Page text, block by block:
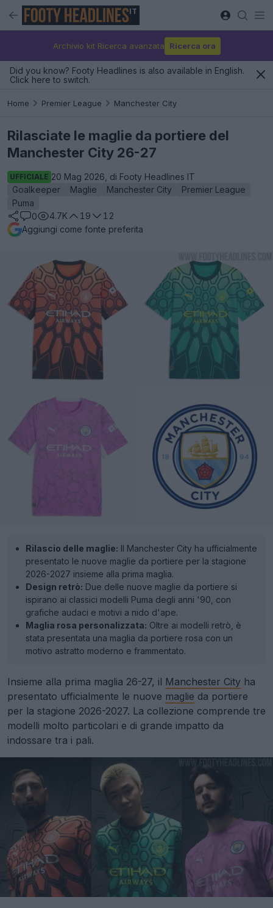
IT
Archivio kit Ricerca avanzata Ricerca ora
Did you know? Footy Headlines is also available in English.
Click here to switch.
Home Premier League Manchester City
Rilasciate le maglie da portiere del
Manchester City 26-27
UFFICIALE 20 Mag 2026, di Footy Headlines IT
Goalkeeper
Maglie Manchester City
Premier League
Puma
0
4.7K 19
12
Aggiungi come fonte preferita
Rilascio delle maglie: Il Manchester City ha ufficialmente
presentato le nuove maglie da portiere per la stagione
2026-2027 insieme alla prima maglia.
Design retrò: Due delle nuove maglie da portiere si
ispirano ai classici modelli Puma degli anni '90, con
grafiche audaci e motivi a nido d'ape.
Maglia rosa personalizzata: Oltre ai modelli retrò, è
stata presentata una maglia da portiere rosa con un
motivo astratto moderno e frammentato.
Insieme alla prima maglia 26-27, il Manchester City ha
presentato ufficialmente le nuove maglie da portiere
per la stagione 2026-2027. La collezione comprende tre
modelli molto particolari e di grande impatto da
indossare tra i pali.